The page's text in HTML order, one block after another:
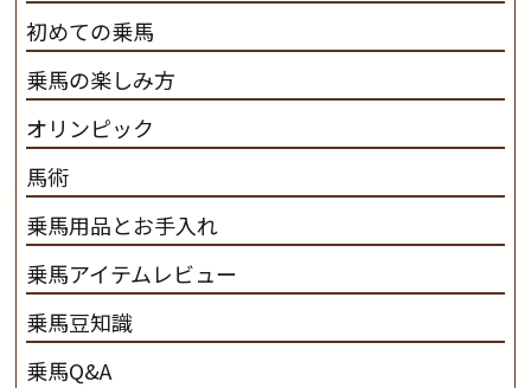
初めての乗馬
乗馬の楽しみ方
オリンピック
馬術
乗馬用品とお手入れ
乗馬アイテムレビュー
乗馬豆知識
乗馬Q&A